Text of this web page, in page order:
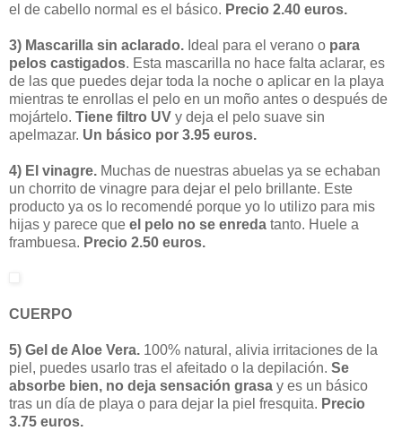
el de cabello normal es el básico. Precio 2.40 euros.
3) Mascarilla sin aclarado. Ideal para el verano o para
pelos castigados. Esta mascarilla no hace falta aclarar, es
de las que puedes dejar toda la noche o aplicar en la playa
mientras te enrollas el pelo en un moño antes o después de
mojártelo. Tiene filtro UV y deja el pelo suave sin
apelmazar. Un básico por 3.95 euros.
4) El vinagre. Muchas de nuestras abuelas ya se echaban
un chorrito de vinagre para dejar el pelo brillante. Este
producto ya os lo recomendé porque yo lo utilizo para mis
hijas y parece que el pelo no se enreda tanto. Huele a
frambuesa. Precio 2.50 euros.
CUERPO
5) Gel de Aloe Vera. 100% natural, alivia irritaciones de la
piel, puedes usarlo tras el afeitado o la depilación. Se
absorbe bien, no deja sensación grasa y es un básico
tras un día de playa o para dejar la piel fresquita. Precio
3.75 euros.